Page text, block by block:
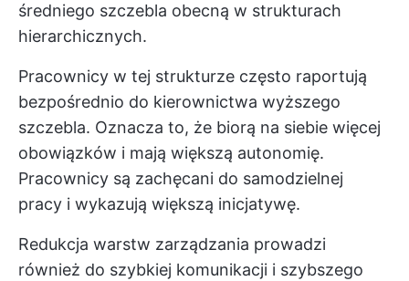
średniego szczebla obecną w strukturach
hierarchicznych.
Pracownicy w tej strukturze często raportują
bezpośrednio do kierownictwa wyższego
szczebla. Oznacza to, że biorą na siebie więcej
obowiązków i mają większą autonomię.
Pracownicy są zachęcani do samodzielnej
pracy i wykazują większą inicjatywę.
Redukcja warstw zarządzania prowadzi
również do szybkiej komunikacji i szybszego